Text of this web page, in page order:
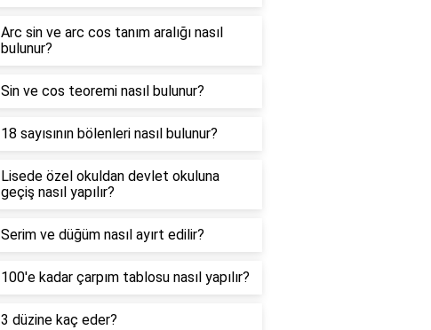
Arc sin ve arc cos tanım aralığı nasıl
bulunur?
Sin ve cos teoremi nasıl bulunur?
18 sayısının bölenleri nasıl bulunur?
Lisede özel okuldan devlet okuluna
geçiş nasıl yapılır?
Serim ve düğüm nasıl ayırt edilir?
100'e kadar çarpım tablosu nasıl yapılır?
3 düzine kaç eder?